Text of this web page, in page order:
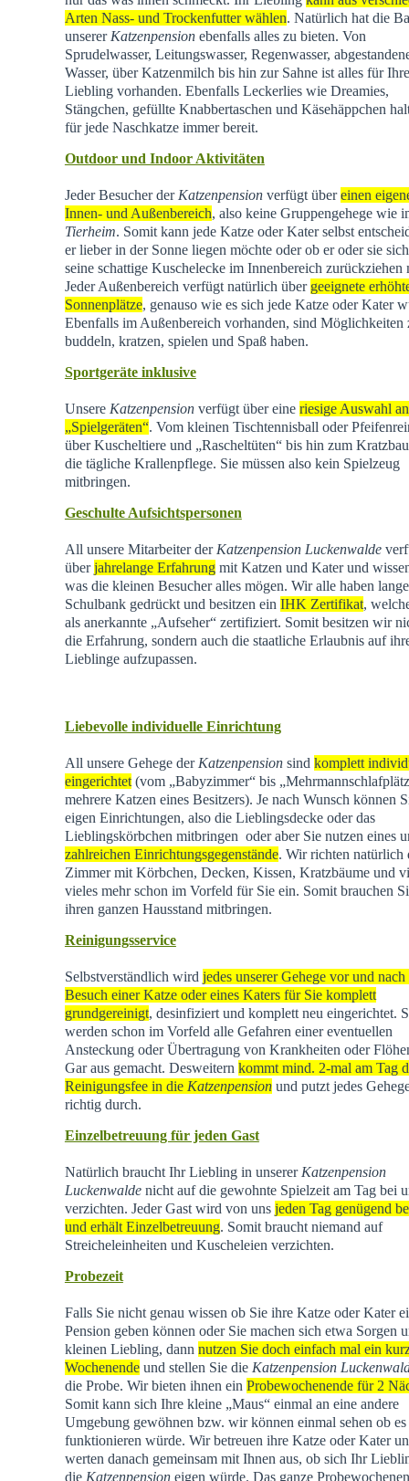
Arten Nass- und Trockenfutter wählen. Natürlich hat die
unserer Katzenpensionebenfalls alles zu bieten. Von
Sprudelwasser, Leitungswasser, Regenwasser,
Wasser, über Katzenmilch bis hin zur Sahne ist alles für
Liebling vorhanden. Ebenfalls Leckerlies wie Dreamies,
Stängchen, gefüllte Knabbertaschen und Käsehäppchen
für jede Naschkatze immer bereit.
Outdoor und Indoor Aktivitäten
Jeder Besucher der Katzenpensionverfügt übereinen
Innen- und Außenbereich, also keine Gruppengehege wie
Tierheim. Somit kann jede Katze oder Kater selbst
er lieber in der Sonne liegen möchte oder ob er oder sie
seine schattige Kuschelecke im Innenbereich zurückziehen
Jeder Außenbereich verfügt natürlich über geeignete
Sonnenplätze, genauso wie es sich jede Katze oder Kater
Ebenfalls im Außenbereich vorhanden, sind Möglichkeiten
buddeln, kratzen, spielen und Spaß haben.
Sportgeräte inklusive
Unsere Katzenpensionverfügt über eine riesige Auswahl an
„Spielgeräten“. Vom kleinen Tischtennisball oder
über Kuscheltiere und „Rascheltüten“ bis hin zum
die tägliche Krallenpflege. Sie müssen also kein Spielzeug
mitbringen.
Geschulte Aufsichtspersonen
All unsere Mitarbeiter der Katzenpension Luckenwalde
überjahrelange Erfahrungmit Katzen und Kater und
was die kleinen Besucher alles mögen. Wir alle haben
Schulbank gedrückt und besitzen ein IHK Zertifikat,
als anerkannte „Aufseher“ zertifiziert. Somit besitzen wir
die Erfahrung, sondern auch die staatliche Erlaubnis auf
Lieblinge aufzupassen.
Liebevolle individuelle Einrichtung
All unsere Gehege der Katzenpensionsind komplett
eingerichtet(vom „Babyzimmer“ bis
mehrere Katzen eines Besitzers). Je nach Wunsch können
eigen Einrichtungen, also die Lieblingsdecke oder das
Lieblingskörbchen mitbringen oder aber Sie nutzen eines
zahlreichen Einrichtungsgegenstände. Wir richten natürlich
Zimmer mit Körbchen, Decken, Kissen, Kratzbäume und
vieles mehr schon im Vorfeld für Sie ein. Somit brauchen
ihren ganzen Hausstand mitbringen.
Reinigungsservice
Selbstverständlich wird jedes unserer Gehege vor und nach
Besuch einer Katze oder eines Katers für Sie komplett
grundgereinigt, desinfiziert und komplett neu eingerichtet.
werden schon im Vorfeld alle Gefahren einer eventuellen
Ansteckung oder Übertragung von Krankheiten oder
Gar aus gemacht. Desweitern kommt mind. 2-mal am Tag
Reinigungsfee in die Katzenpensionund putzt jedes
richtig durch.
Einzelbetreuung für jeden Gast
Natürlich braucht Ihr Liebling in unserer Katzenpension
Luckenwaldenicht auf die gewohnte Spielzeit am Tag bei
verzichten. Jeder Gast wird von uns jeden Tag genügend
und erhält Einzelbetreuung. Somit braucht niemand auf
Streicheleinheiten und Kuscheleien verzichten.
Probezeit
Falls Sie nicht genau wissen ob Sie ihre Katze oder Kater
Pension geben können oder Sie machen sich etwa Sorgen
kleinen Liebling, dann nutzen Sie doch einfach mal ein
Wochenendeund stellen Sie die Katzenpension
die Probe. Wir bieten ihnen ein Probewochenende für 2
Somit kann sich Ihre kleine „Maus“ einmal an eine andere
Umgebung gewöhnen bzw. wir können einmal sehen ob es
funktionieren würde. Wir betreuen ihre Katze oder Kater
werten danach gemeinsam mit Ihnen aus, ob sich Ihr
die Katzenpensioneigen würde. Das ganze